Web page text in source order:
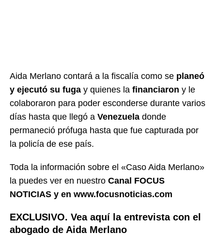
Aida Merlano contará a la fiscalía como se planeó
y ejecutó su fuga y quienes la financiaron y le
colaboraron para poder esconderse durante varios
días hasta que llegó a Venezuela donde
permaneció prófuga hasta que fue capturada por
la policía de ese país.
Toda la información sobre el «Caso Aida Merlano»
la puedes ver en nuestro Canal FOCUS
NOTICIAS y en www.focusnoticias.com
EXCLUSIVO. Vea aquí la entrevista con el
abogado de Aida Merlano